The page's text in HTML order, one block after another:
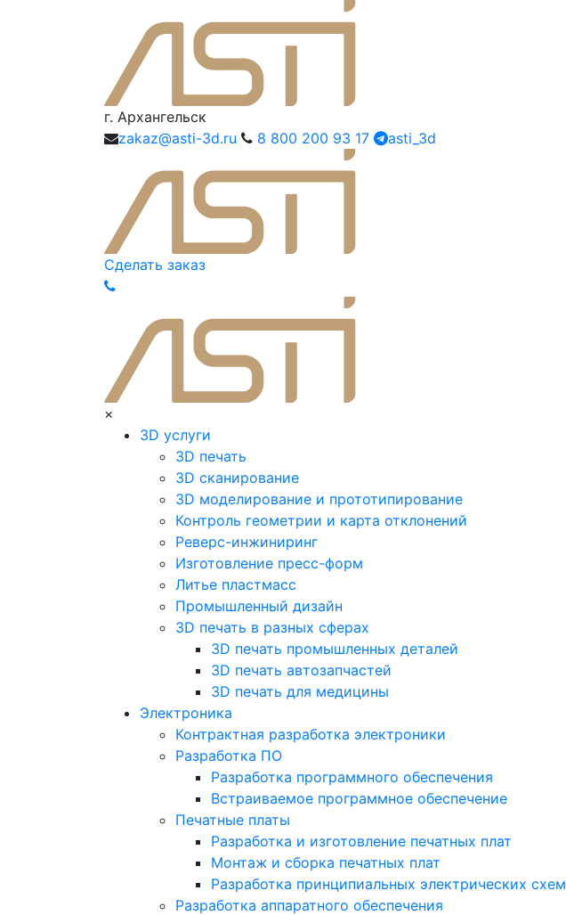
г. Архангельск
zakaz@asti-3d.ru
8 800 200 93 17 asti_3d
Сделать заказ
×
3D услуги
3D печать
3D сканирование
3D моделирование и прототипирование
Контроль геометрии и карта отклонений
Реверс-инжиниринг
Изготовление пресс-форм
Литье пластмасс
Промышленный дизайн
3D печать в разных сферах
3D печать промышленных деталей
3D печать автозапчастей
3D печать для медицины
Электроника
Контрактная разработка электроники
Разработка ПО
Разработка программного обеспечения
Встраиваемое программное обеспечение
Печатные платы
Разработка и изготовление печатных плат
Монтаж и сборка печатных плат
Разработка принципиальных электрических схем
Разработка аппаратного обеспечения